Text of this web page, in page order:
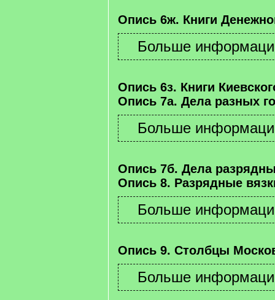
Опись 6ж. Книги
Опись 6з. Книги
Опись 7а. Дела разных
Опись 7б. Дела
Опись 8. Разрядные
Опись 9. Столбцы